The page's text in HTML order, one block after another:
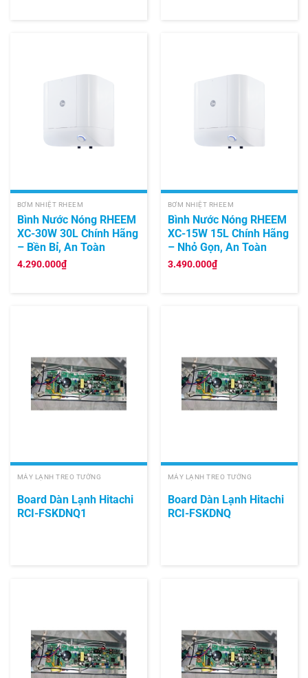
BƠM NHIỆT RHEEM
Bình Nước Nóng RHEEM
XC-30W 30L Chính Hãng
– Bền Bỉ, An Toàn
4.290.000₫
BƠM NHIỆT RHEEM
Bình Nước Nóng RHEEM
XC-15W 15L Chính Hãng
– Nhỏ Gọn, An Toàn
3.490.000₫
MÁY LẠNH TREO TƯỜNG
Board Dàn Lạnh Hitachi
RCI-FSKDNQ1
MÁY LẠNH TREO TƯỜNG
Board Dàn Lạnh Hitachi
RCI-FSKDNQ